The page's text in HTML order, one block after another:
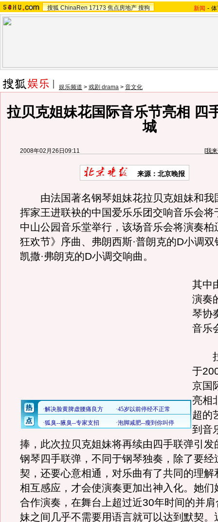
搜狐 ChinaRen 17173 焦点房地产 搜狗 新闻 -
娱乐频道 > 戏剧 drama > 音文化
拉贝克姐妹花国际音乐节亮相 四
城
2008年02月26日09:11 [我
来源：北京晚报
由法国著名钢琴姐妹花拉贝克姐妹和我
挥家王进联袂的中国爱乐乐团交响音乐会将
中山公园音乐堂举行，该场音乐会将演奏柏
狂欢节》序曲、弗朗西斯·普朗克的D小调
凯撒·弗朗克的D小调交响曲。
其中
演奏
琴协
音乐
拉
于
京国
亮相
超的
到音
捧，此次拉贝克姐妹将再续由四手联弹引发
钢琴四手联弹，不同于钢琴独奏，除了要经
契，还要心意相通，对乐曲有了共同的理解
相互感应，才会使演奏更加出神入化。她们
合作演奏，在舞台上超过近30年时间的并
妹之间几乎不需要用语言就可以达到默契。